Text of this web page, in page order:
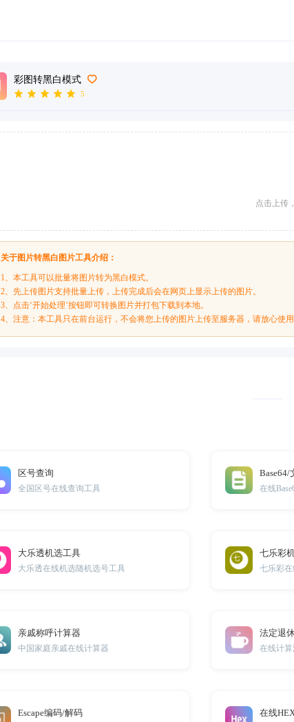
彩图转黑白模式
5
点击上传
关于图片转黑白图片工具介绍：
1、本工具可以批量将图片转为黑白模式。
2、先上传图片支持批量上传，上传完成后会在网页上显示上传的图片。
3、点击‘开始处理’按钮即可转换图片并打包下载到本地。
4、注意：本工具只在前台运行，不会将您上传的图片上传至服务器，请放心使用
区号查询
全国区号在线查询工具
Base64/
在线
大乐透机选工具
大乐透在线机选随机选号工具
七乐彩
七乐彩
亲戚称呼计算器
中国家庭亲戚在线计算器
法定退
在线计
Escape编码/解码 在线